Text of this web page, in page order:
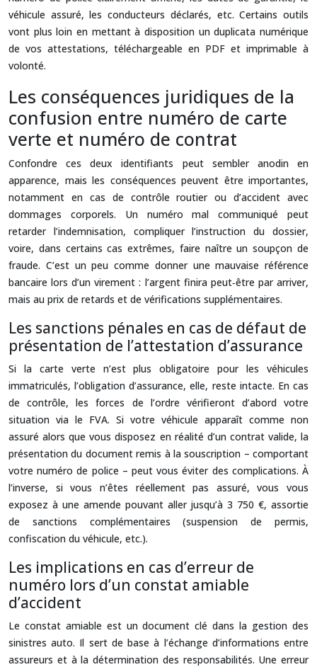
véhicule assuré, les conducteurs déclarés, etc. Certains outils
vont plus loin en mettant à disposition un duplicata numérique
de vos attestations, téléchargeable en PDF et imprimable à
volonté.
Les conséquences juridiques de la
confusion entre numéro de carte
verte et numéro de contrat
Confondre ces deux identifiants peut sembler anodin en
apparence, mais les conséquences peuvent être importantes,
notamment en cas de contrôle routier ou d’accident avec
dommages corporels. Un numéro mal communiqué peut
retarder l’indemnisation, compliquer l’instruction du dossier,
voire, dans certains cas extrêmes, faire naître un soupçon de
fraude. C’est un peu comme donner une mauvaise référence
bancaire lors d’un virement : l’argent finira peut‑être par arriver,
mais au prix de retards et de vérifications supplémentaires.
Les sanctions pénales en cas de défaut de
présentation de l’attestation d’assurance
Si la carte verte n’est plus obligatoire pour les véhicules
immatriculés, l’obligation d’assurance, elle, reste intacte. En cas
de contrôle, les forces de l’ordre vérifieront d’abord votre
situation via le FVA. Si votre véhicule apparaît comme non
assuré alors que vous disposez en réalité d’un contrat valide, la
présentation du document remis à la souscription – comportant
votre numéro de police – peut vous éviter des complications. À
l’inverse, si vous n’êtes réellement pas assuré, vous vous
exposez à une amende pouvant aller jusqu’à 3 750 €, assortie
de sanctions complémentaires (suspension de permis,
confiscation du véhicule, etc.).
Les implications en cas d’erreur de
numéro lors d’un constat amiable
d’accident
Le constat amiable est un document clé dans la gestion des
sinistres auto. Il sert de base à l’échange d’informations entre
assureurs et à la détermination des responsabilités. Une erreur